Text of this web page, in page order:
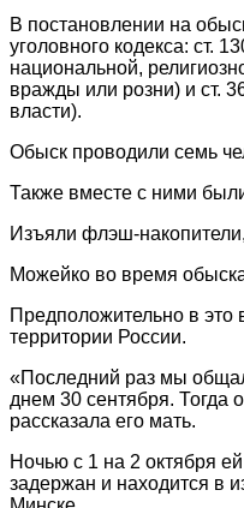
В постановлении на
уголовного кодекса: ст.
национальной,
вражды или розни) и ст.
власти).
Обыск проводили семь
Также вместе с ними
Изъяли флэш-
Можейко во время
Предположительно в это
территории России.
«Последний раз мы
днем 30 сентября. Тогда
рассказала его мать.
Ночью с 1 на 2 октября
задержан и находится в